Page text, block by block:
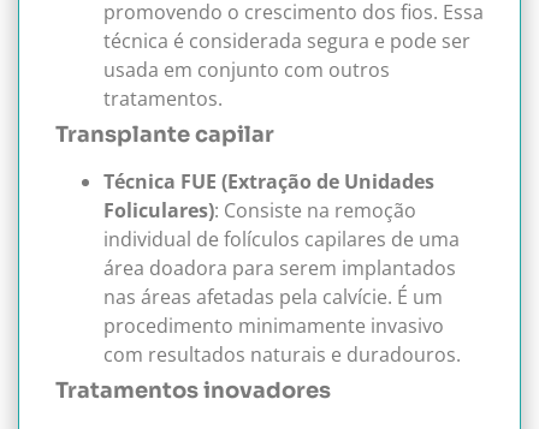
promovendo o crescimento dos fios. Essa
técnica é considerada segura e pode ser
usada em conjunto com outros
tratamentos.
Transplante capilar
Técnica FUE (Extração de Unidades
Foliculares): Consiste na remoção
individual de folículos capilares de uma
área doadora para serem implantados
nas áreas afetadas pela calvície. É um
procedimento minimamente invasivo
com resultados naturais e duradouros.
Tratamentos inovadores